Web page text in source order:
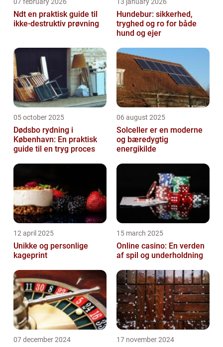
Ndt en praktisk guide til
ikke-destruktiv prøvning
Hundebur: sikkerhed,
tryghed og ro for både
hund og ejer
05 october 2025
Dødsbo rydning i
København: En praktisk
guide til en tryg proces
06 august 2025
Solceller er en moderne
og bæredygtig
energikilde
12 april 2025
Unikke og personlige
kageprint
15 march 2025
Online casino: En verden
af spil og underholdning
07 december 2024 17 november 2024